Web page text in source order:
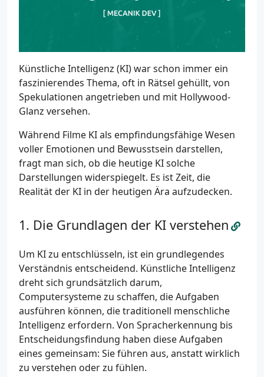
Künstliche Intelligenz (KI) war schon immer ein
faszinierendes Thema, oft in Rätsel gehüllt, von
Spekulationen angetrieben und mit Hollywood-
Glanz versehen.
Während Filme KI als empfindungsfähige Wesen
voller Emotionen und Bewusstsein darstellen,
fragt man sich, ob die heutige KI solche
Darstellungen widerspiegelt. Es ist Zeit, die
Realität der KI in der heutigen Ära aufzudecken.
Die Grundlagen der KI verstehen
Um KI zu entschlüsseln, ist ein grundlegendes
Verständnis entscheidend. Künstliche Intelligenz
dreht sich grundsätzlich darum,
Computersysteme zu schaffen, die Aufgaben
ausführen können, die traditionell menschliche
Intelligenz erfordern. Von Spracherkennung bis
Entscheidungsfindung haben diese Aufgaben
eines gemeinsam: Sie führen aus, anstatt wirklich
zu verstehen oder zu fühlen.